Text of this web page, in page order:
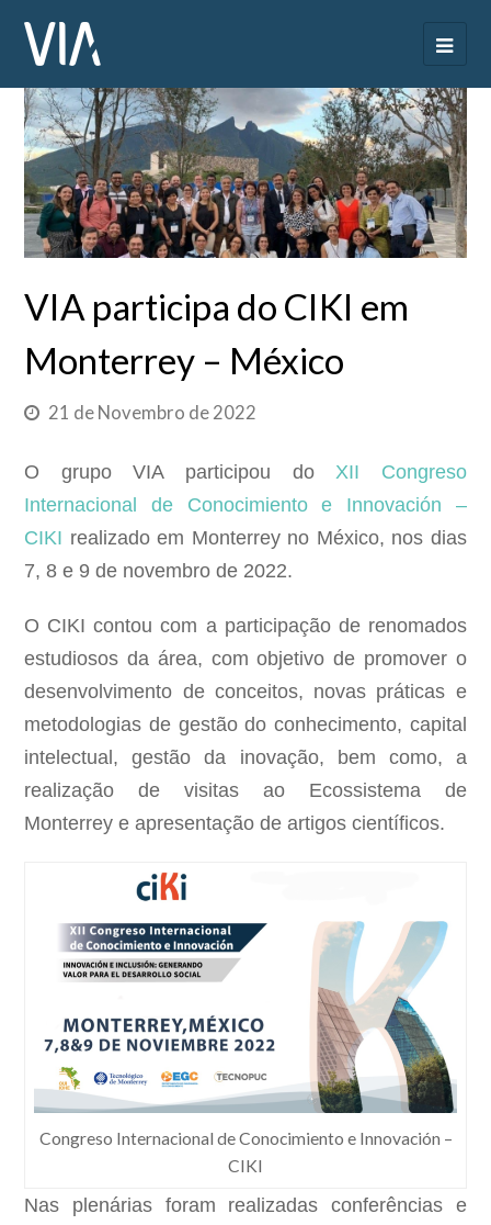
VIA participa do CIKI em
Monterrey – México
21 de Novembro de 2022
O grupo VIA participou doXII Congreso
Internacional de Conocimiento e Innovación –
CIKI realizado em Monterrey no México, nos dias
7, 8 e 9 de novembro de 2022.
O CIKI contou com a participação de renomados
estudiosos da área, com objetivo de promover o
desenvolvimento de conceitos, novas práticas e
metodologias de gestão do conhecimento, capital
intelectual, gestão da inovação, bem como, a
realização de visitas ao Ecossistema de
Monterrey e apresentação de artigos científicos.
Congreso Internacional de Conocimiento e Innovación –
CIKI
Nas plenárias foram realizadas conferências e